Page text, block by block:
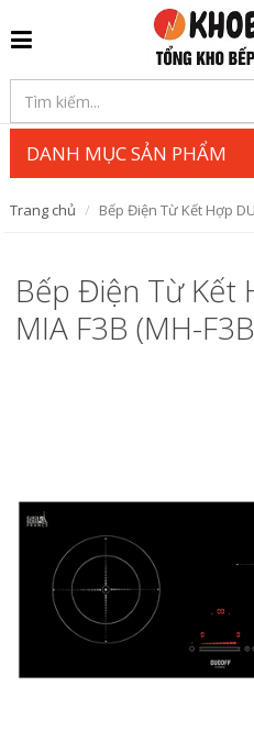
DANH MỤC SẢN PHẨM
Trang chủ Bếp Điện Từ Kết Hợp
Bếp Điện Từ Kết
MIA F3B (MH-